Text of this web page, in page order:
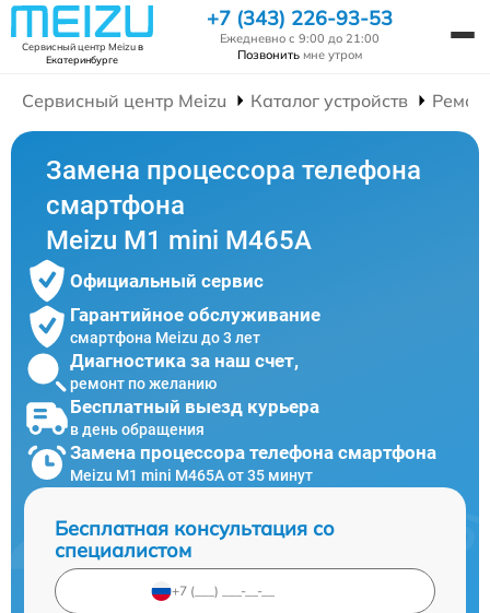
Сервисный центр Meizuв
Екатеринбурге
+7 (343) 226-93-53
Ежедневно с 9:00 до 21:00
Позвонить мне утром
Сервисный центр Meizu Каталог устройств
Замена процессора телефона
смартфона
Meizu M1 mini M465A
Официальный сервис
Гарантийное обслуживание
смартфона Meizu до 3 лет
Диагностика за наш счет,
ремонт по желанию
Бесплатный выезд курьера
в день обращения
Замена процессора телефона смартфона
Meizu M1 mini M465A от 35 минут
Бесплатная консультация со
специалистом